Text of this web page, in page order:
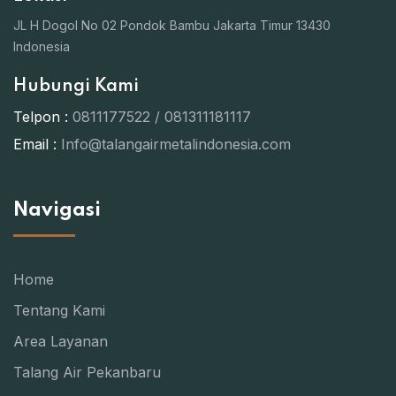
JL H Dogol No 02 Pondok Bambu Jakarta Timur 13430
Indonesia
Hubungi Kami
Telpon : 0811177522 / 081311181117
Email : Info@talangairmetalindonesia.com
Navigasi
Home
Tentang Kami
Area Layanan
Talang Air Pekanbaru